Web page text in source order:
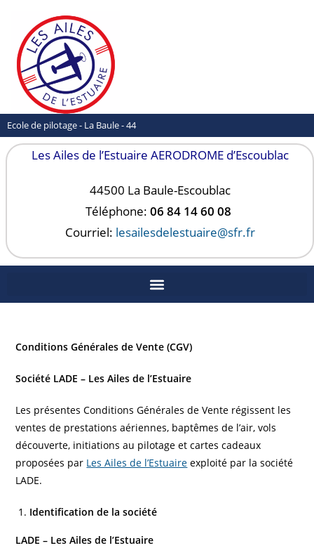
Ecole de pilotage - La Baule - 44
Les Ailes de l’Estuaire AERODROME d’Escoublac
44500 La Baule-Escoublac
Téléphone: 06 84 14 60 08
Courriel: lesailesdelestuaire@sfr.fr
Conditions Générales de Vente (CGV)
Société LADE – Les Ailes de l’Estuaire
Les présentes Conditions Générales de Vente régissent les
ventes de prestations aériennes, baptêmes de l’air, vols
découverte, initiations au pilotage et cartes cadeaux
proposées par Les Ailes de l’Estuaire exploité par la société
LADE.
Identification de la société
LADE – Les Ailes de l’Estuaire